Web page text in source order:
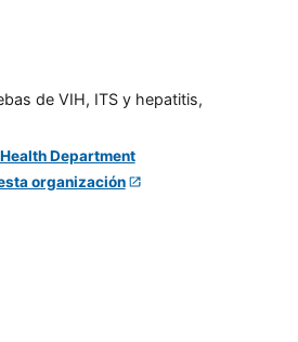
de VIH, ITS y hepatitis,
organización